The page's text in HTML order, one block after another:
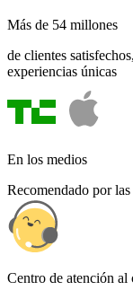
Más de 54 millones
de clientes
experiencias únicas
En los medios
Recomendado por
Centro de atención al